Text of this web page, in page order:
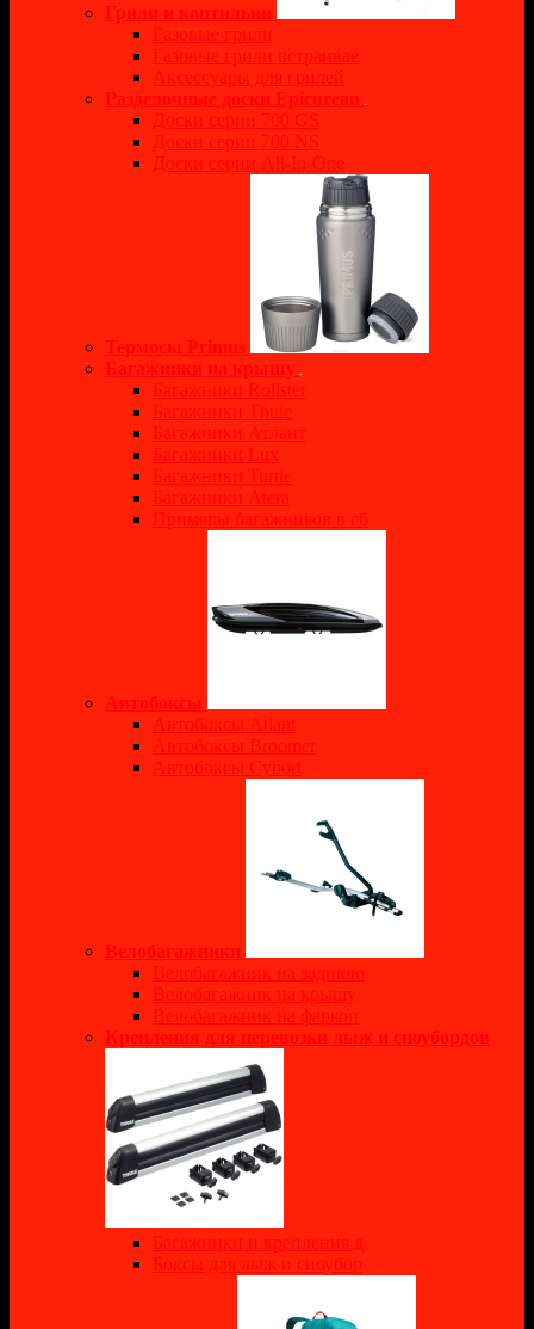
Грили и коптильни
Газовые грили
Газовые грили встраивае
Аксессуары для грилей
Разделочные доски Epicurean
Доски серии 700 GS
Доски серии 700 NS
Доски серии All-In-One
Термосы Primus
Багажники на крышу
Багажники Rollster
Багажники Thule
Багажники Атлант
Багажники Lux
Багажники Turtle
Багажники Atera
Примеры багажников в сб
Автобоксы
Автобоксы Atlant
Автобоксы Broomer
Автобоксы Cybort
Велобагажники
Велобагажник на заднюю
Велобагажник на крышу
Велобагажник на фаркоп
Крепления для перевозки лыж и сноубордов
Багажники и крепления д
Боксы для лыж и сноубор